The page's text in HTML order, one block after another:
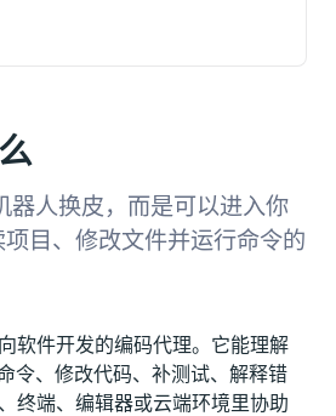
器人换皮，而是可以进入你
目、修改文件并运行命令的
软件开发的编码代理。它能理解
令、修改代码、补测试、解释错
终端、编辑器或云端环境里协助